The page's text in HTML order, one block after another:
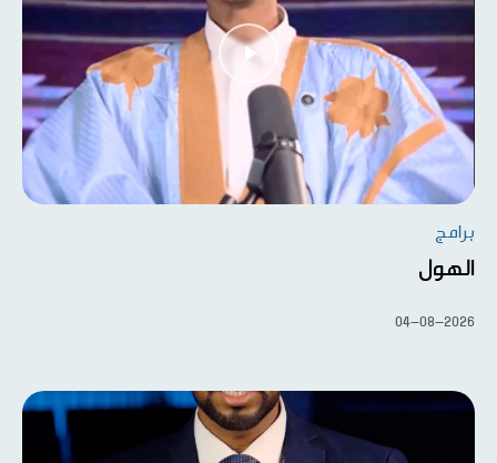
برامج
الهول
04-08-2026